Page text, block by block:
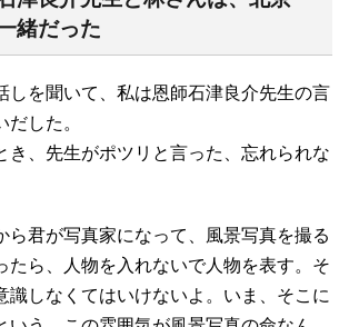
緒だった
しを聞いて、私は恩師石津良介先生の言
した。
き、先生がポツリと言った、忘れられな
ら君が写真家になって、風景写真を撮る
たら、人物を入れないで人物を表す。そ
識しなくてはいけないよ。いま、そこに